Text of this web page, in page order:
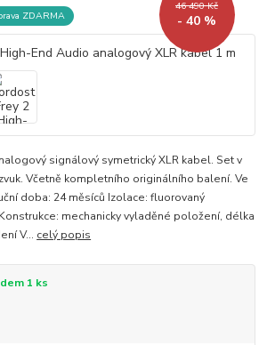
ZDARMA
46 490 Kč
- 40 %
signálový symetrický XLR kabel. Set v
Včetně kompletního originálního balení. Ve
doba: 24 měsíců Izolace: fluorovaný
mechanicky vyladěné položení, délka
V... celý popis
1 ks